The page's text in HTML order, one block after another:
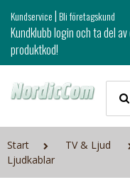
Kundservice|Bli företagskund
Kundklubb login och ta del
produktkod!
Start TV & Ljud
Ljudkablar